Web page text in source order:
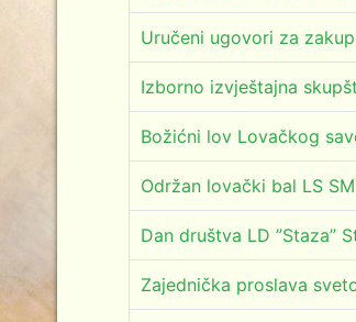
Uručeni ugovori za
Izborno izvještajna
Božićni lov Lovačkog
Održan lovački bal LS
Dan društva LD ”Staza”
Zajednička proslava